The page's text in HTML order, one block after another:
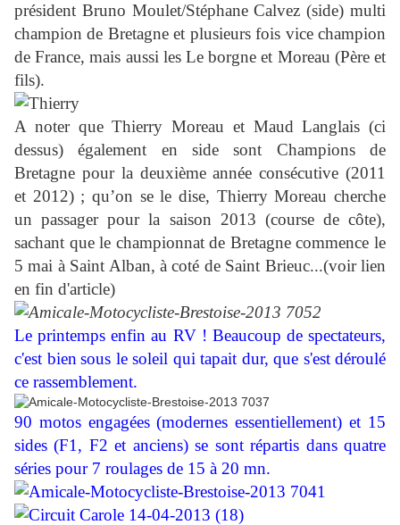
président Bruno Moulet/Stéphane Calvez (side) multi
champion de Bretagne et plusieurs fois vice champion
de France, mais aussi les Le borgne et Moreau (Père et
fils).
A noter que Thierry Moreau et Maud Langlais (ci
dessus) également en side sont Champions de
Bretagne pour la deuxième année consécutive (2011
et 2012) ; qu’on se le dise, Thierry Moreau cherche
un passager pour la saison 2013 (course de côte),
sachant que le championnat de Bretagne commence le
5 mai à Saint Alban, à coté de Saint Brieuc...(voir lien
en fin d'article)
Le printemps enfin au RV ! Beaucoup de spectateurs,
c'est bien sous le soleil qui tapait dur, que s'est déroulé
ce rassemblement.
90 motos engagées (modernes essentiellement) et 15
sides (F1, F2 et anciens) se sont répartis dans quatre
séries pour 7 roulages de 15 à 20 mn.